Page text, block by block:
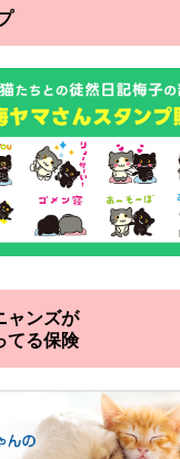
ャンズが
てる保険